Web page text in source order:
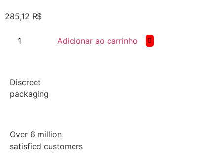
285,12 R$
Adicionar ao carrinho
Discreet
packaging
Over 6 million
satisfied customers